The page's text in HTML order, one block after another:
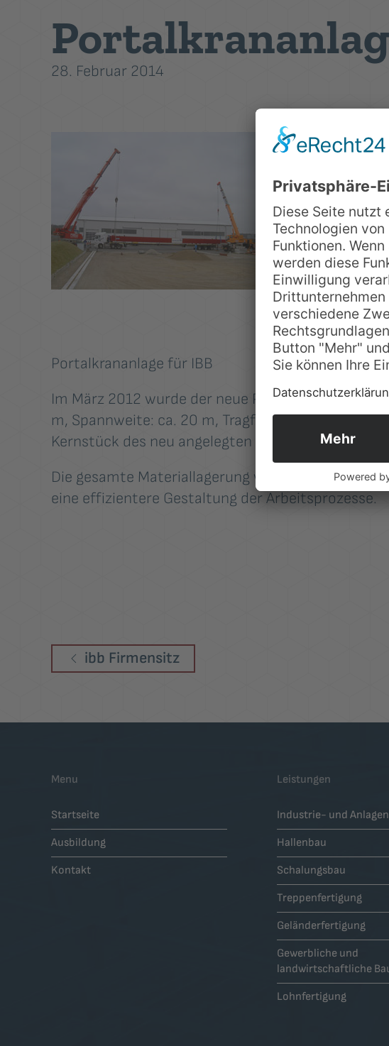
28. Februar 2014
Portalkrananlage für IBB
Im März 2012 wurde der neue Portalkran
m, Spannweite: ca. 20 m, Tragfähigkeit: 20t)
Kernstück des neu angelegten Freilagers.
Die gesamte Materiallagerung wird hier künftig
eine effizientere Gestaltung der Arbeitsprozesse.
ibb Firmensitz
Menu
Startseite
Ausbildung
Kontakt
Leistungen
Industrie- und
Hallenbau
Schalungsbau
Treppenfertigung
Geländerfertigung
Gewerbliche und
landwirtschaftliche
Lohnfertigung